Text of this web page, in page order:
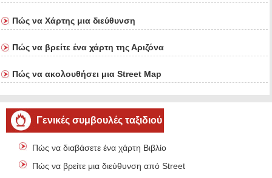
Πώς να Χάρτης μια διεύθυνση
Πώς να βρείτε ένα χάρτη της Αριζόνα
Πώς να ακολουθήσει μια Street Map
Γενικές συμβουλές ταξιδιού
Πώς να διαβάσετε ένα χάρτη Βιβλίο
Πώς να βρείτε μια διεύθυνση από Street